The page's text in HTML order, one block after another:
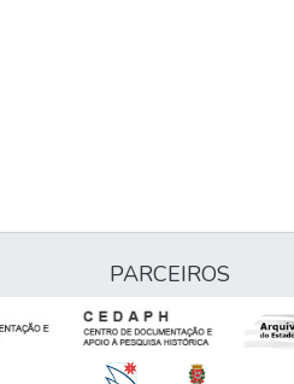
PARCEIROS